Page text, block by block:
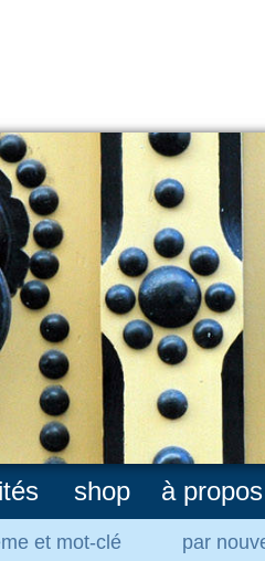
et mot-clé par
shop à propos